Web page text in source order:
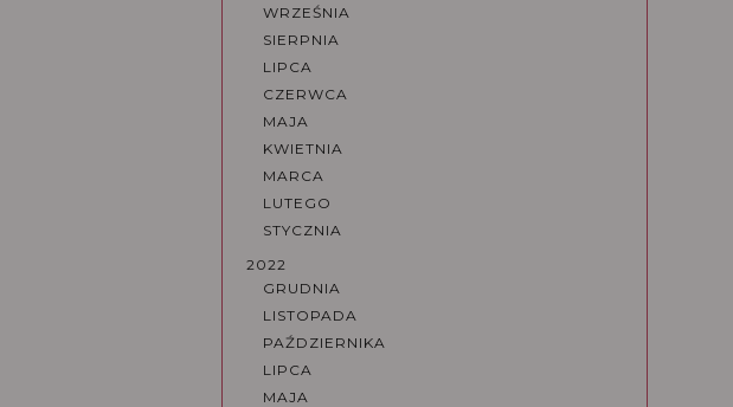
WRZEŚNIA
SIERPNIA
LIPCA
CZERWCA
MAJA
KWIETNIA
MARCA
LUTEGO
STYCZNIA
2022
GRUDNIA
LISTOPADA
PAŹDZIERNIKA
LIPCA
MAJA